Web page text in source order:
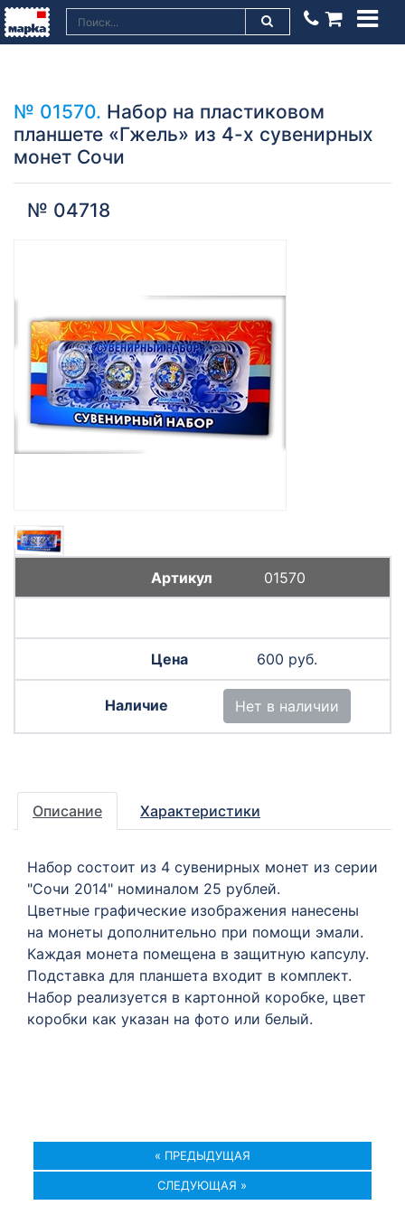
№ 01570. Набор на пластиковом
планшете «Гжель» из 4-х сувенирных
монет Сочи
№ 04718
01570
600 руб.
Нет в наличии
Описание Характеристики
Набор состоит из 4 сувенирных монет из серии
"Сочи 2014" номиналом 25 рублей.
Цветные графические изображения нанесены
на монеты дополнительно при помощи эмали.
Каждая монета помещена в защитную капсулу.
Подставка для планшета входит в комплект.
Набор реализуется в картонной коробке, цвет
коробки как указан на фото или белый.
« ПРЕДЫДУЩАЯ
СЛЕДУЮЩАЯ »